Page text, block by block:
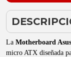
La Motherboard
micro ATX diseñada